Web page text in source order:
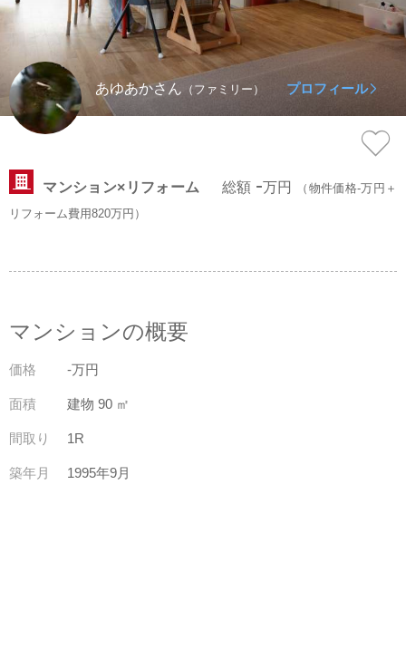
店舗案内
スタッフ紹介
スタッフをさがす
あゆあかさん （ファミリー） プロフィール
マンション×リフォーム 総額 -万円
（物件価格-万円＋
リフォーム費用820万円）
マンションの概要
価格 -万円
面積 建物 90 ㎡
間取り 1R
築年月 1995年9月